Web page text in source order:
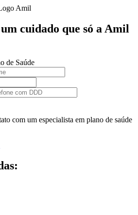
cuidado que só a Amil
com um especialista em plano de saúde